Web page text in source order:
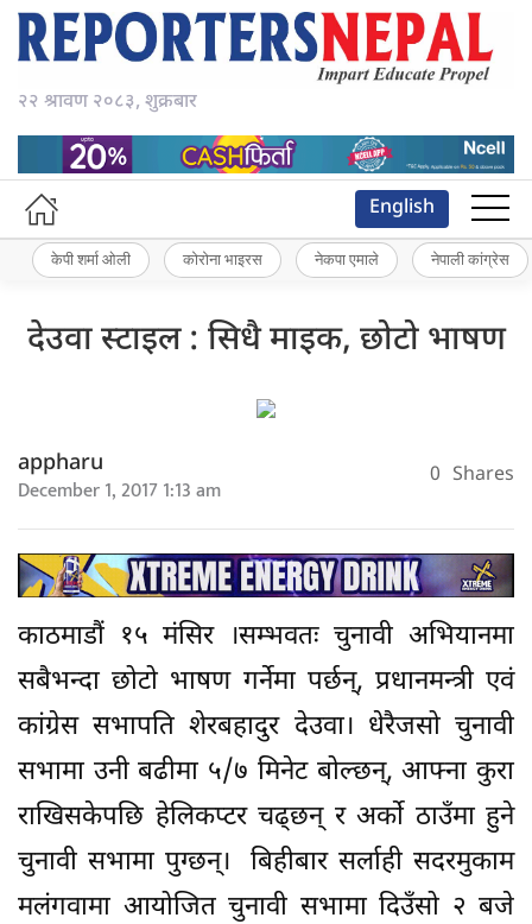
२२ श्रावण २०८३, शुक्रबार
English
केपी शर्मा ओली कोरोना भाइरस नेकपा एमाले नेपाली कांग्रेस
देउवा स्टाइल : सिधै माइक, छोटो भाषण
appharu
December 1, 2017 1:13 am 0 Shares
काठमाडौं १५ मंसिर ।सम्भवतः चुनावी अभियानमा
सबैभन्दा छोटो भाषण गर्नेमा पर्छन्, प्रधानमन्त्री एवं
कांग्रेस सभापति शेरबहादुर देउवा। धेरैजसो चुनावी
सभामा उनी बढीमा ५/७ मिनेट बोल्छन्, आफ्ना कुरा
राखिसकेपछि हेलिकप्टर चढ्छन् र अर्को ठाउँमा हुने
चुनावी सभामा पुग्छन्। बिहीबार सर्लाही सदरमुकाम
मलंगवामा आयोजित चुनावी सभामा दिउँसो २ बजे